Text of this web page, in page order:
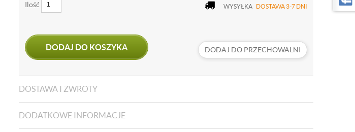
Ilość WYSYŁKA DOSTAWA 3-7 DNI
DODAJ DO KOSZYKA DODAJ DO PRZECHOWALNI
DOSTAWA I ZWROTY
DODATKOWE INFORMACJE